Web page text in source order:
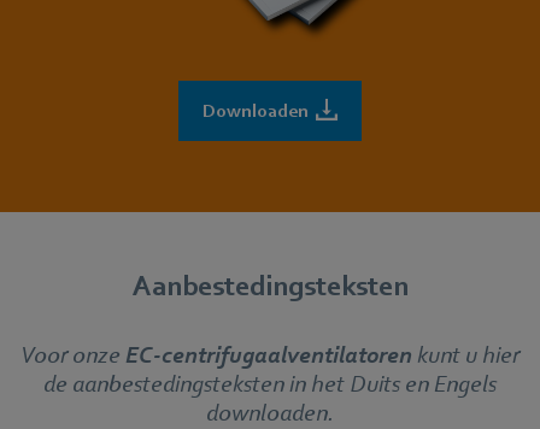
Downloaden
Aanbestedingsteksten
Voor onze EC-centrifugaalventilatoren kunt u hier
de aanbestedingsteksten in het Duits en Engels
downloaden.